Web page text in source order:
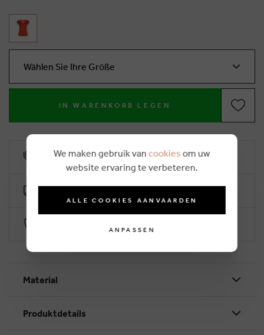
Wählen Sie Ihre Größe
IN WARENKORB LEGEN
10% Treuerabatt
Material
Produktdetails
We maken gebruik van cookies om uw
website ervaring te verbeteren.
ALLE COOKIES AANVAARDEN
ANPASSEN